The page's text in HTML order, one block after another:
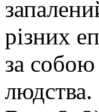
різних
за собою